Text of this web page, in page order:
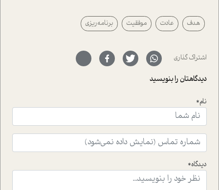
پیرامون آن آشنا می کند.در بخش دو فنجان داغ به سراغ افرادی
رفته ایم که موفقیت را در عمل به اثبات رسانده اند؛ سید
حمیدرضا محتشمی که بیست و پنجمین سال فعالیت حرفه
سر نهاده است و نیز کرامت عزیز زاده؛ سفیر صلح و دوستی که
با رکاب زدن در بیش از هفتاد کشور و کاشتن درخت، به نماد
حمایت از محیط زیست و منابع طبیعی تبدیل گشته
است.فصل روایت اجنبی ها در این شماره به دو موضوع
ای که به زندگی شگفت انگیز جین گودال و تاثیرات کاوش های
ایشان در حوزه ی شامپانزه ها بر زندگی امروزی ما نگاهی
افکنده است.فصل اتاق 333 شما را پای صحبت یک تجربه ی
واقعی در ارتباط با اختلال شخصیت اسکزوئید و مشکلات و نیز
راهکارهای حل آن قرار می دهد که در اتاق درمان اتفاق افتاده
موثرترین راهکارهای استفاده از هوش مصنوعی در حوزه های
هدف عادت موفقیت برنامه‌ریزی
اشتراک گذاری
دیدگاهتان را بنویسید
نام*
دیدگاه*